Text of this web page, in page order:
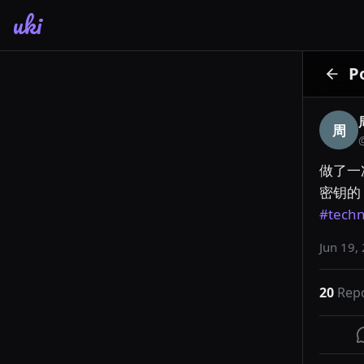
uki
周
做了
Jun
20